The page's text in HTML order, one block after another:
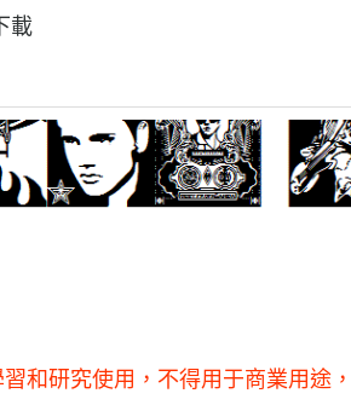
載
習和研究使用，不得用于商業用